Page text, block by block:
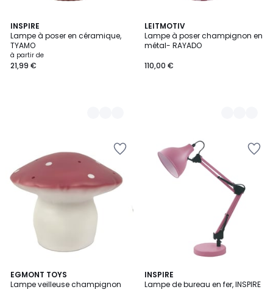
INSPIRE
Lampe à poser en céramique,
TYAMO
à partir de
21,99 €
4
Couleurs
LEITMOTIV
Lampe à poser champignon en
métal- RAYADO
110,00 €
5
Couleurs
EGMONT TOYS
Lampe veilleuse champignon
3
/
9
Couleurs
INSPIRE
Lampe de bureau en fer, INSPIRE